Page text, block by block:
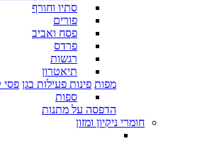
סתיו וחורף
פורים
פסח ואביב
פרדס
רגשות
תיאטרון
מפות פינות פעילות בגן פסי
ספות
הדפסה על מתנות
חומרי ניקיון ומזון